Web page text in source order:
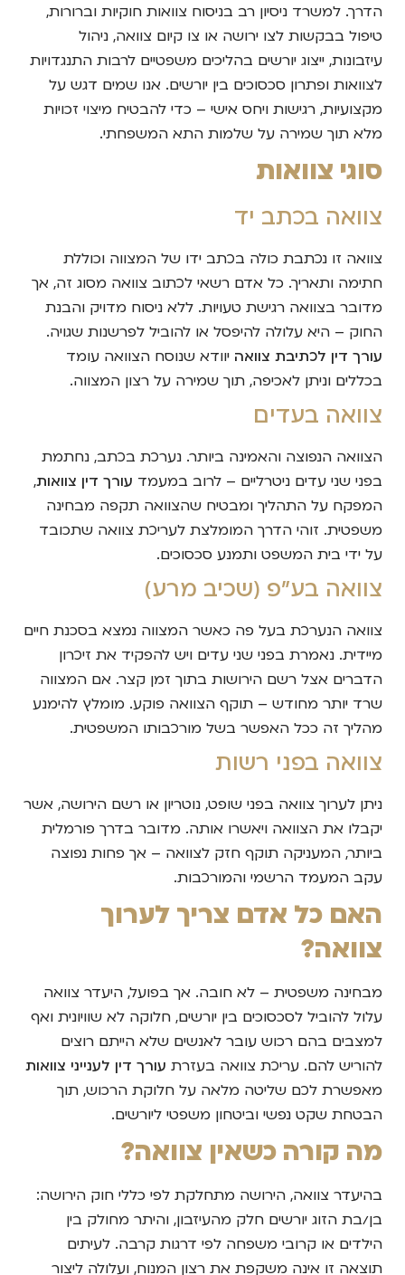
הדרך. למשרד ניסיון רב בניסוח צוואות חוקיות וברורות,
טיפול בבקשות לצו ירושה או צו קיום צוואה, ניהול
עיזבונות, ייצוג יורשים בהליכים משפטיים לרבות התנגדויות
לצוואות ופתרון סכסוכים בין יורשים. אנו שמים דגש על
מקצועיות, רגישות ויחס אישי – כדי להבטיח מיצוי זכויות
מלא תוך שמירה על שלמות התא המשפחתי.
סוגי צוואות
צוואה בכתב יד
צוואה זו נכתבת כולה בכתב ידו של המצווה וכוללת
חתימה ותאריך. כל אדם רשאי לכתוב צוואה מסוג זה, אך
מדובר בצוואה רגישת טעויות. ללא ניסוח מדויק והבנת
החוק – היא עלולה להיפסל או להוביל לפרשנות שגויה.
עורך דין לכתיבת צוואה יוודא שנוסח הצוואה עומד
בכללים וניתן לאכיפה, תוך שמירה על רצון המצווה.
צוואה בעדים
הצוואה הנפוצה והאמינה ביותר. נערכת בכתב, נחתמת
בפני שני עדים ניטרליים – לרוב במעמד עורך דין צוואות,
המפקח על התהליך ומבטיח שהצוואה תקפה מבחינה
משפטית. זוהי הדרך המומלצת לעריכת צוואה שתכובד
על ידי בית המשפט ותמנע סכסוכים.
צוואה בע"פ (שכיב מרע)
צוואה הנערכת בעל פה כאשר המצווה נמצא בסכנת חיים
מיידית. נאמרת בפני שני עדים ויש להפקיד את זיכרון
הדברים אצל רשם הירושות בתוך זמן קצר. אם המצווה
שרד יותר מחודש – תוקף הצוואה פוקע. מומלץ להימנע
מהליך זה ככל האפשר בשל מורכבותו המשפטית.
צוואה בפני רשות
ניתן לערוך צוואה בפני שופט, נוטריון או רשם הירושה, אשר
יקבלו את הצוואה ויאשרו אותה. מדובר בדרך פורמלית
ביותר, המעניקה תוקף חזק לצוואה – אך פחות נפוצה
עקב המעמד הרשמי והמורכבות.
האם כל אדם צריך לערוך
צוואה?
מבחינה משפטית – לא חובה. אך בפועל, היעדר צוואה
עלול להוביל לסכסוכים בין יורשים, חלוקה לא שוויונית ואף
למצבים בהם רכוש עובר לאנשים שלא הייתם רוצים
להוריש להם. עריכת צוואה בעזרת עורך דין לענייני צוואות
מאפשרת לכם שליטה מלאה על חלוקת הרכוש, תוך
הבטחת שקט נפשי וביטחון משפטי ליורשים.
מה קורה כשאין צוואה?
בהיעדר צוואה, הירושה מתחלקת לפי כללי חוק הירושה:
בן/בת הזוג יורשים חלק מהעיזבון, והיתר מחולק בין
הילדים או קרובי משפחה לפי דרגות קרבה. לעיתים
תוצאה זו אינה משקפת את רצון המנוח, ועלולה ליצור